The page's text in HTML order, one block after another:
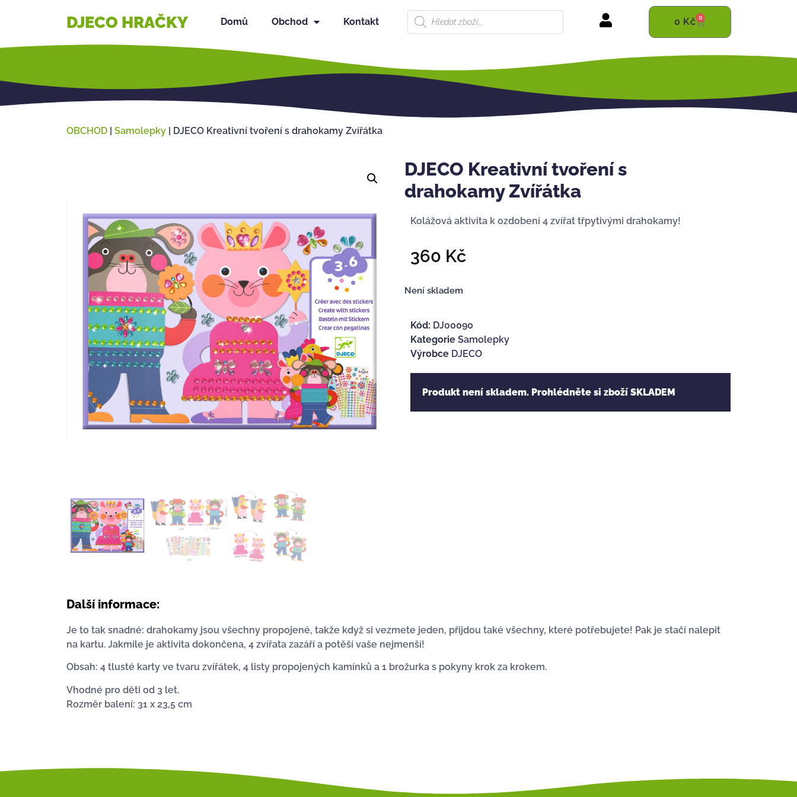
DJECO HRAČKY Domů Obchod Kontakt 0 Kč 0
OBCHOD | Samolepky | DJECO Kreativní tvoření s drahokamy Zvířátka
DJECO Kreativní tvoření s
drahokamy Zvířátka
Kolážová aktivita k ozdobení 4 zvířat třpytivými drahokamy!
360 Kč
Není skladem
Kód: DJ00090
Kategorie Samolepky
Výrobce DJECO
Produkt není skladem. Prohlédněte si zboží SKLADEM
Další informace:
Je to tak snadné: drahokamy jsou všechny propojené, takže když si vezmete jeden, přijdou také všechny, které potřebujete! Pak je stačí nalepit
na kartu. Jakmile je aktivita dokončena, 4 zvířata zazáří a potěší vaše nejmenší!
Obsah: 4 tlusté karty ve tvaru zvířátek, 4 listy propojených kamínků a 1 brožurka s pokyny krok za krokem.
Vhodné pro děti od 3 let.
Rozměr balení: 31 x 23,5 cm